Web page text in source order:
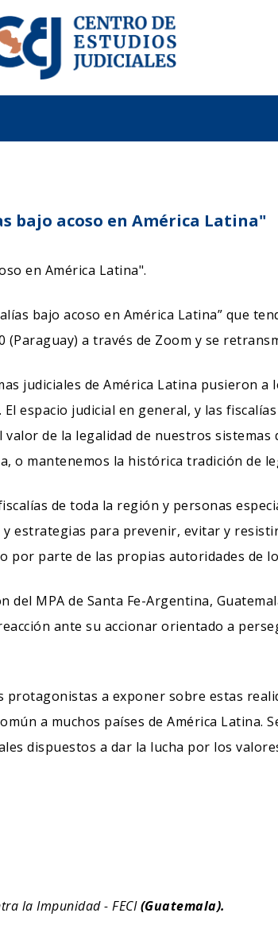
c/ Calle Sajonia.
CONTACTO
+595 21 300 606/7
cej@cej.org.py
bajo acoso en América Latina"
bajo acoso en América Latina” que
(Paraguay) a través de Zoom y se
judiciales de América Latina pusieron
espacio judicial en general, y las
de la legalidad de nuestros sistemas
o mantenemos la histórica tradición de
de toda la región y personas
estrategias para prevenir, evitar y
por parte de las propias autoridades de
MPA de Santa Fe-Argentina,
ante su accionar orientado a
a exponer sobre estas
a muchos países de América Latina.
dispuestos a dar la lucha por los
la Impunidad - FECI(Guatemala).